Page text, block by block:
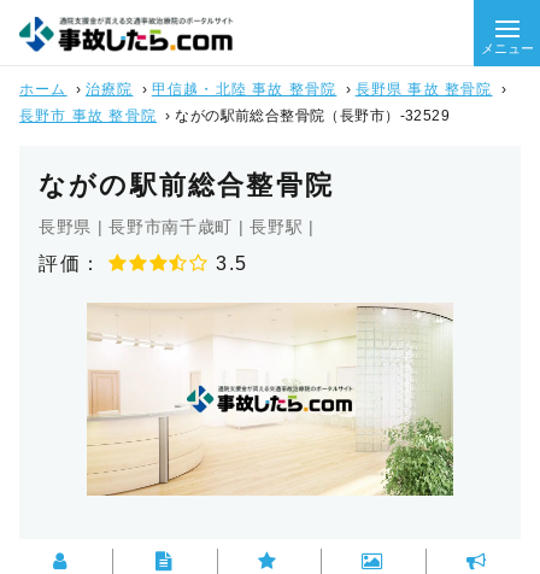
メニュー
ホーム › 治療院 › 甲信越・北陸 事故 整骨院 › 長野県 事故 整骨院
›
長野市 事故 整骨院 ›ながの駅前総合整骨院（長野市）-32529
ながの駅前総合整骨院
長野県 | 長野市南千歳町 | 長野駅 |
評価： 3.5